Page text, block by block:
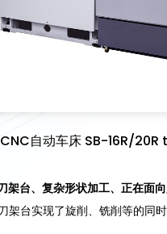
自动车床 SB-16R/20R
架台、复杂形状加工、正在面
架台实现了旋削、铣削等的同